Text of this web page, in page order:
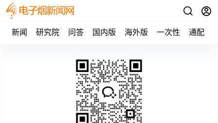
新闻 研究院 问答 国内版 海外版 一次性 通配